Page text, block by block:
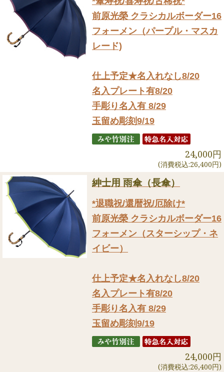
前原光榮 クラシカルボーダー16
フォーメン（パープル・マスカ
レード)
仕上予定★名入れなし8/20
名入プレート有8/20
手彫り名入有 8/29
玉留め彫刻9/19
24,000円
(消費税込:26,400円)
紳士用 雨傘（長傘）
*退職祝/還暦祝/厄除け*
前原光榮 クラシカルボーダー16
フォーメン（スターシップ・ネ
イビー）
仕上予定★名入れなし8/20
名入プレート有8/20
手彫り名入有 8/29
玉留め彫刻9/19
24,000円
(消費税込:26,400円)